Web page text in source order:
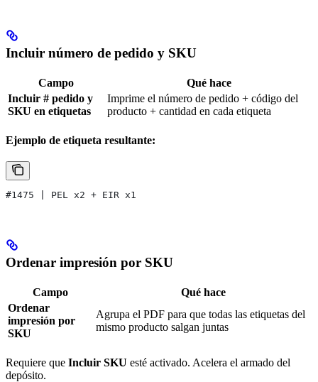
Incluir número de pedido y SKU
Campo
Qué hace
Incluir # pedido y
SKU en etiquetas
Imprime el número de pedido + código del
producto + cantidad en cada etiqueta
Ejemplo de etiqueta resultante:
#1475 | PEL x2 + EIR x1
Ordenar impresión por SKU
Campo
Qué hace
Ordenar
impresión por
SKU
Agrupa el PDF para que todas las etiquetas del
mismo producto salgan juntas
Requiere que Incluir SKU esté activado. Acelera el armado del
depósito.